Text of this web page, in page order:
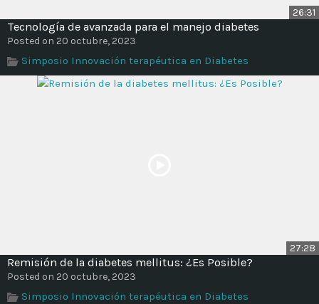
26:31
Tecnología de avanzada para el manejo diabetes
Posted on 20 octubre, 2023
Simposio Innovación terapéutica en Diabetes
27:28
Remisión de la diabetes mellitus: ¿Es Posible?
Posted on 20 octubre, 2023
Simposio Innovación terapéutica en Diabetes